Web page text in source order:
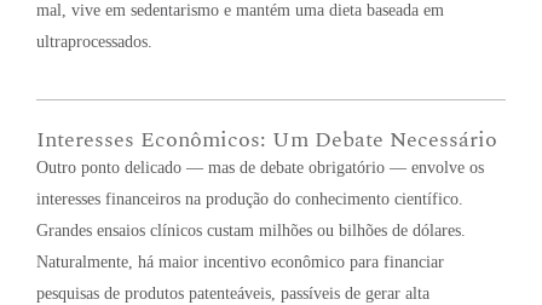
mal, vive em sedentarismo e mantém uma dieta baseada em
ultraprocessados.
Interesses Econômicos: Um Debate Necessário
Outro ponto delicado — mas de debate obrigatório — envolve os
interesses financeiros na produção do conhecimento científico.
Grandes ensaios clínicos custam milhões ou bilhões de dólares.
Naturalmente, há maior incentivo econômico para financiar
pesquisas de produtos patenteáveis, passíveis de gerar alta